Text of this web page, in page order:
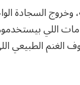
السجادة
اللي
الطبيعي